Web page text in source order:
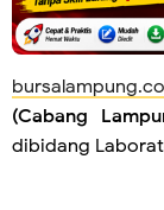
(Cabang
dibidang